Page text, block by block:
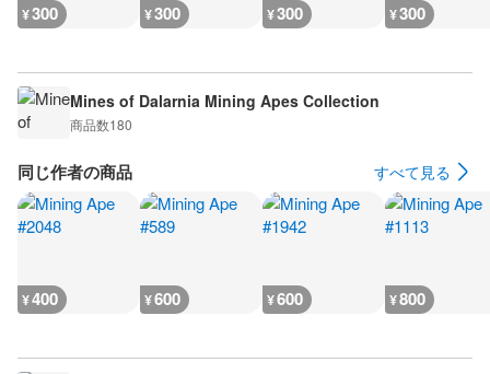
¥300 ¥300 ¥300 ¥300
Mines of Dalarnia Mining Apes Collection
商品数180
同じ作者の商品 すべて見る
¥400 ¥600 ¥600 ¥800